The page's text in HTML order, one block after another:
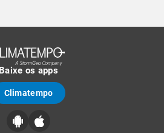
Baixe os apps
Climatempo